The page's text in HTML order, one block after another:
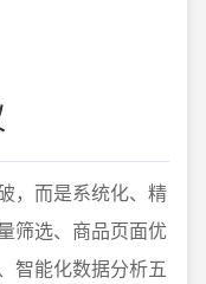
，而是系统化、精
筛选、商品页面优
智能化数据分析五